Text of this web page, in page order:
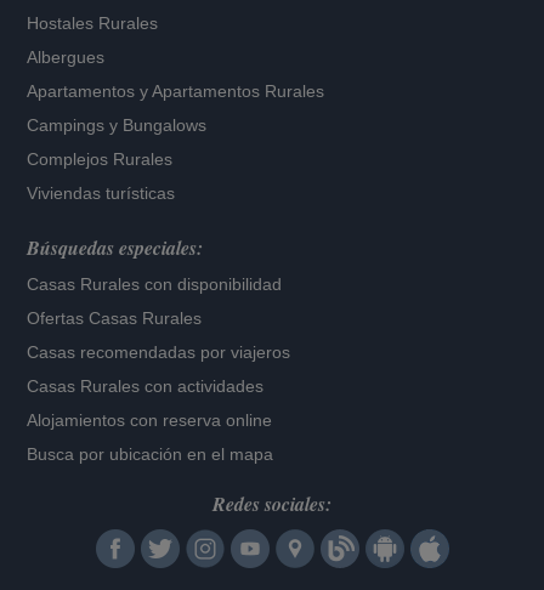
Hostales Rurales
Albergues
Apartamentos yApartamentos Rurales
Campings y Bungalows
Complejos Rurales
Viviendas turísticas
Búsquedas especiales:
Casas Rurales con disponibilidad
Ofertas Casas Rurales
Casas recomendadas por viajeros
Casas Rurales con actividades
Alojamientos con reserva online
Busca por ubicación en el mapa
Redes sociales: